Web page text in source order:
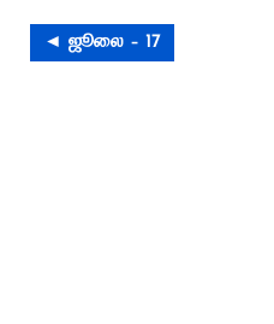
◄ ஜூலை – 17